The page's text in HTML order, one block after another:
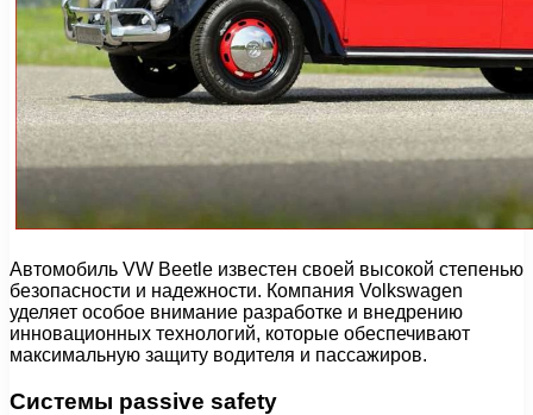
Автомобиль VW Beetle известен своей высокой степенью
безопасности и надежности. Компания Volkswagen
уделяет особое внимание разработке и внедрению
инновационных технологий, которые обеспечивают
максимальную защиту водителя и пассажиров.
Системы passivе safety